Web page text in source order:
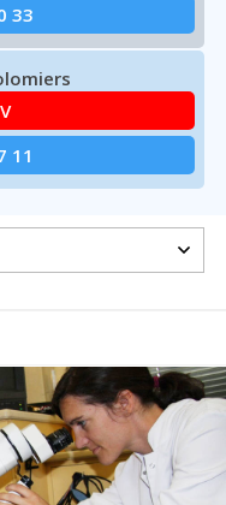
33
11